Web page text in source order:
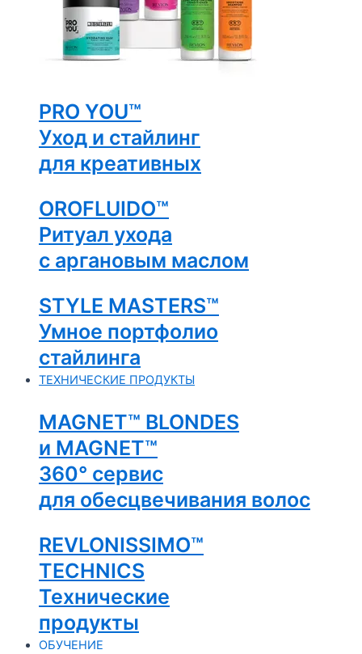
PRO YOU™
Уход и стайлинг
для креативных
OROFLUIDO™
Ритуал ухода
с аргановым маслом
STYLE MASTERS™
Умное портфолио
стайлинга
ТЕХНИЧЕСКИЕ ПРОДУКТЫ
MAGNET™ BLONDES
и MAGNET™
360° сервис
для обесцвечивания волос
REVLONISSIMO™
TECHNICS
Технические
продукты
ОБУЧЕНИЕ